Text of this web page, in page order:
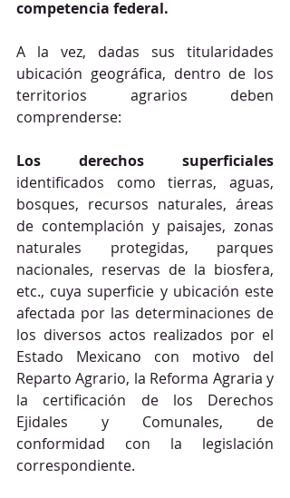
competencia federal.
A la vez, dadas sus titularidades
ubicación geográfica, dentro de los
territorios agrarios deben
comprenderse:
Los derechos superficiales
identificados como tierras, aguas,
bosques, recursos naturales, áreas
de contemplación y paisajes, zonas
naturales protegidas, parques
nacionales, reservas de la biosfera,
etc., cuya superficie y ubicación este
afectada por las determinaciones de
los diversos actos realizados por el
Estado Mexicano con motivo del
Reparto Agrario, la Reforma Agraria y
la certificación de los Derechos
Ejidales y Comunales, de
conformidad con la legislación
correspondiente.